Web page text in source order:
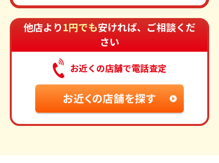
他店より1円でも安ければ、ご相談くだ
さい
お近くの店舗で電話査定